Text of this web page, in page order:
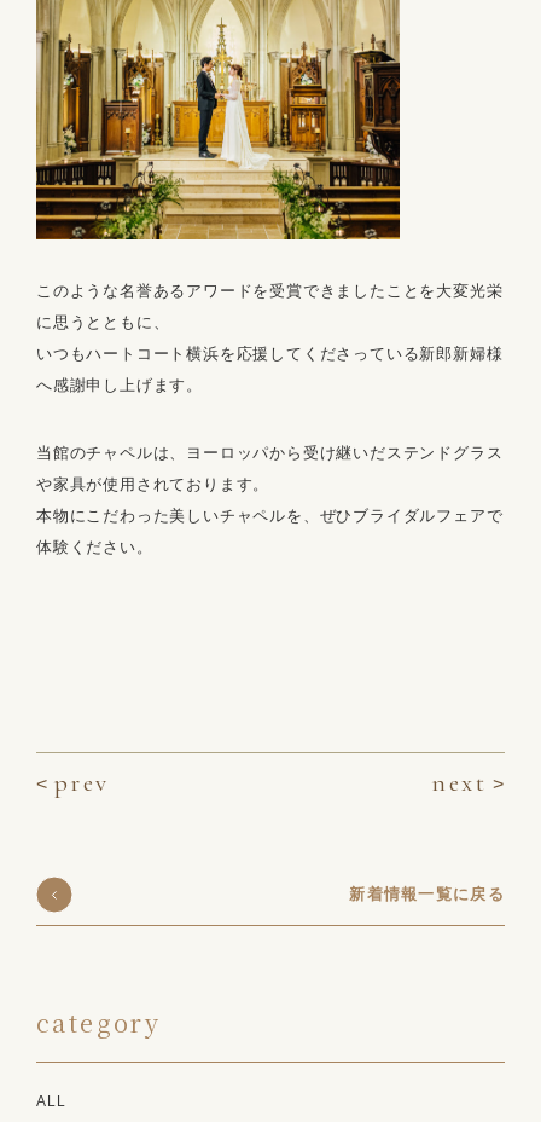
このような名誉あるアワードを受賞できましたことを大変光栄
に思うとともに、
いつもハートコート横浜を応援してくださっている新郎新婦様
へ感謝申し上げます。
当館のチャペルは、ヨーロッパから受け継いだステンドグラス
や家具が使用されております。
本物にこだわった美しいチャペルを、ぜひブライダルフェアで
体験ください。
< prev
新着情報一覧に戻る
next >
category
ALL